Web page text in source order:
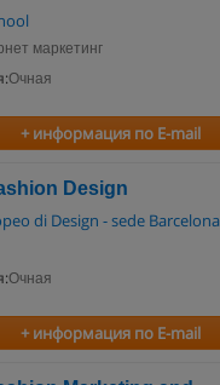
маркетинг
Очная
+ информация по E-mail
Design
di Design - sede Barcelona
Очная
+ информация по E-mail